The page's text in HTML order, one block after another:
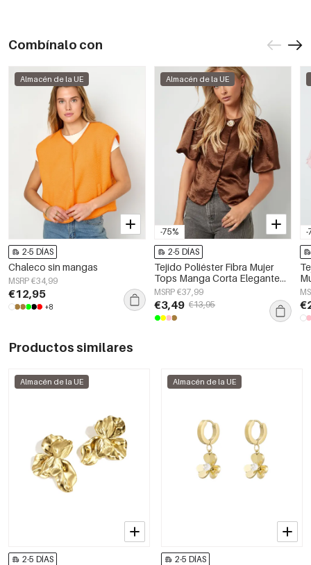
Combínalo con
Almacén de la UE
2-5 DÍAS
Chaleco sin mangas
MSRP €34,99
€12,95
+8
-75%
Almacén de la UE
2-5 DÍAS
Tejido Poliéster Fibra Mujer
Tops Manga Corta Elegante
Color Sólido
MSRP €37,99
€3,49 €13,95
-
Productos similares
Almacén de la UE
2-5 DÍAS
Almacén de la UE
2-5 DÍAS